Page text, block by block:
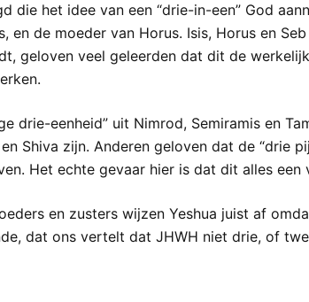
die het idee van een “drie-in-een” God
en de moeder van Horus. Isis, Horus en
geloven veel geleerden dat dit de
drie-eenheid” uit Nimrod, Semiramis en
Shiva zijn. Anderen geloven dat de “drie
Het echte gevaar hier is dat dit alles
en zusters wijzen Yeshua juist af
dat ons vertelt dat JHWH niet drie, of